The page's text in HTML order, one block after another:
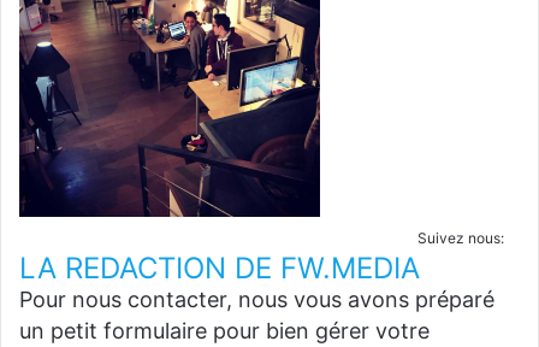
Suivez nous:
LA REDACTION DE FW.MEDIA
Pour nous contacter, nous vous avons préparé
un petit formulaire pour bien gérer votre